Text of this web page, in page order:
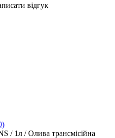
відгук
/ 1л / Олива трансмісійна